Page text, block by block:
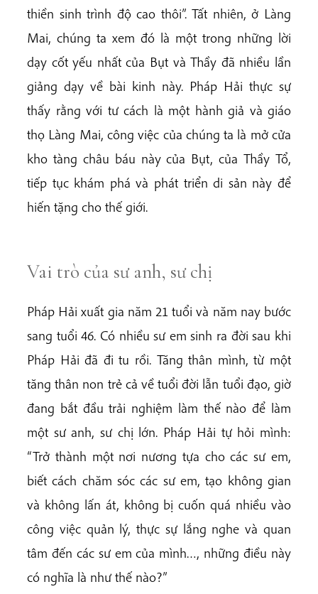
thiền sinh trình độ cao thôi”. Tất nhiên, ở Làng
Mai, chúng ta xem đó là một trong những lời
dạy cốt yếu nhất của Bụt và Thầy đã nhiều lần
giảng dạy về bài kinh này. Pháp Hải thực sự
thấy rằng với tư cách là một hành giả và giáo
thọ Làng Mai, công việc của chúng ta là mở cửa
kho tàng châu báu này của Bụt, của Thầy Tổ,
tiếp tục khám phá và phát triển di sản này để
hiến tặng cho thế giới.
Vai trò của sư anh, sư chị
Pháp Hải xuất gia năm 21 tuổi và năm nay bước
sang tuổi 46. Có nhiều sư em sinh ra đời sau khi
Pháp Hải đã đi tu rồi. Tăng thân mình, từ một
tăng thân non trẻ cả về tuổi đời lẫn tuổi đạo, giờ
đang bắt đầu trải nghiệm làm thế nào để làm
một sư anh, sư chị lớn. Pháp Hải tự hỏi mình:
“Trở thành một nơi nương tựa cho các sư em,
biết cách chăm sóc các sư em, tạo không gian
và không lấn át, không bị cuốn quá nhiều vào
công việc quản lý, thực sự lắng nghe và quan
tâm đến các sư em của mình…, những điều này
có nghĩa là như thế nào?”